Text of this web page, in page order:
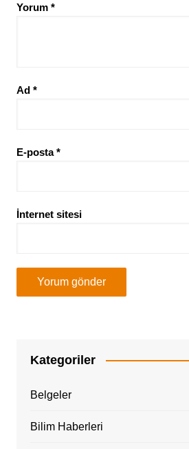
Yorum *
Ad *
E-posta*
İnternet sitesi
Kategoriler
Belgeler
Bilim Haberleri